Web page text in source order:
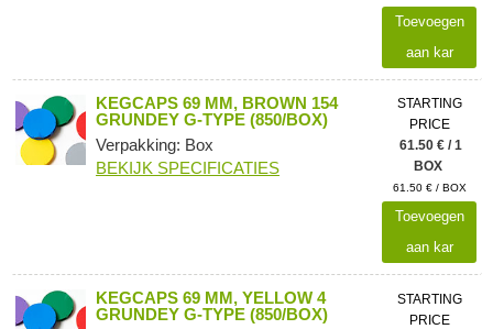
Toevoegen
aan kar
KEGCAPS 69 MM, BROWN 154
GRUNDEY G-TYPE (850/BOX)
Verpakking: Box
BEKIJK SPECIFICATIES
STARTING
PRICE
61.50 € / 1
BOX
61.50 € / BOX
Toevoegen
aan kar
KEGCAPS 69 MM, YELLOW 4
GRUNDEY G-TYPE (850/BOX)
STARTING
PRICE